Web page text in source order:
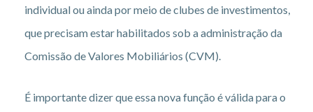
individual ou ainda por meio de clubes de investimentos,
que precisam estar habilitados sob a administração da
Comissão de Valores Mobiliários (CVM).
É importante dizer que essa nova função é válida para o